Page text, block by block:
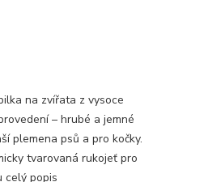
na zvířata z vysoce
– hrubé a jemné
plemena psů a pro kočky.
tvarovaná rukojeť pro
celý popis